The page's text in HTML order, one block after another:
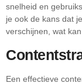
snelheid en
je ook de kans dat
verschijnen, wat
Een effectieve